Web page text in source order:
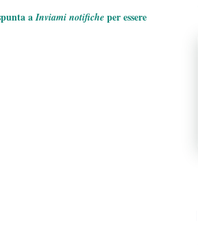
aInviami notifiche per essere